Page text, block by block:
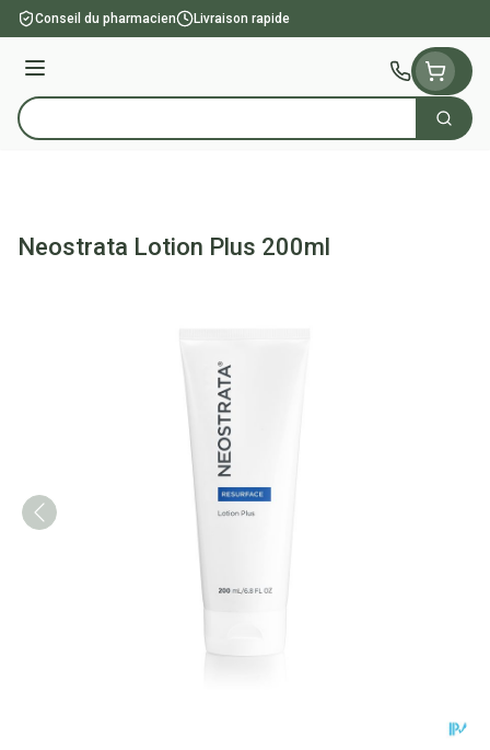
Aller au contenu
Conseil du pharmacien Livraison rapide
Menu
Rechercher
Neostrata Lotion Plus 200ml